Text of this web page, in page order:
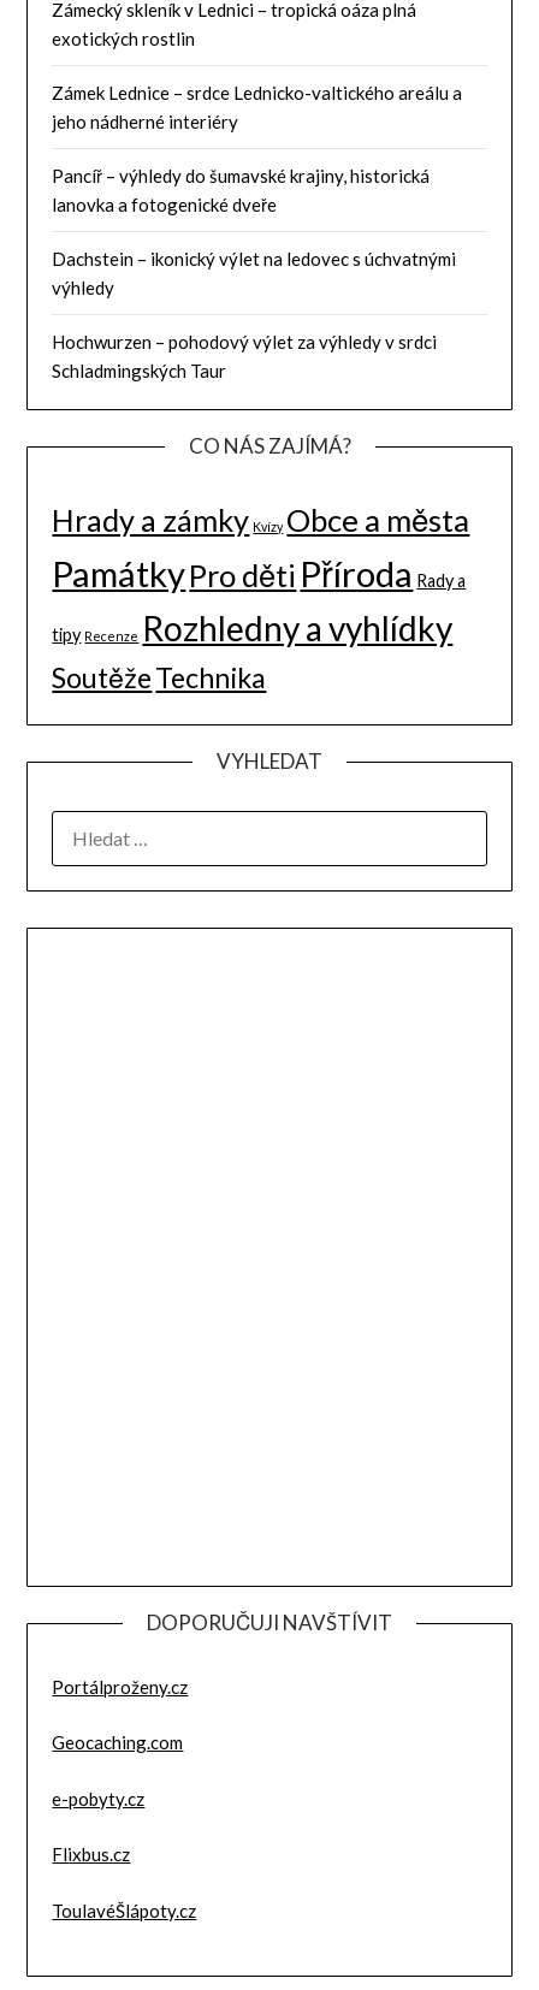
Zámecký skleník v Lednici – tropická oáza plná
exotických rostlin
Zámek Lednice – srdce Lednicko-valtického areálu a
jeho nádherné interiéry
Pancíř – výhledy do šumavské krajiny, historická
lanovka a fotogenické dveře
Dachstein – ikonický výlet na ledovec s úchvatnými
výhledy
Hochwurzen – pohodový výlet za výhledy v srdci
Schladmingských Taur
CO NÁS ZAJÍMÁ?
Hrady a zámky Kvízy Obce a města
PamátkyPro děti Příroda Rady a
tipy Recenze Rozhledny a vyhlídky
SoutěžeTechnika
VYHLEDAT
DOPORUČUJI NAVŠTÍVIT
Portálproženy.cz
Geocaching.com
e-pobyty.cz
Flixbus.cz
ToulavéŠlápoty.cz